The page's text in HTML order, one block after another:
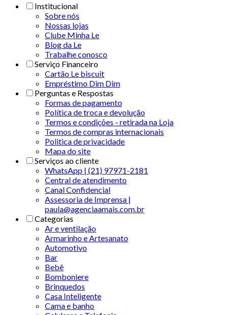
Institucional
Sobre nós
Nossas lojas
Clube Minha Le
Blog da Le
Trabalhe conosco
Serviço Financeiro
Cartão Le biscuit
Empréstimo Dim Dim
Perguntas e Respostas
Formas de pagamento
Política de troca e devolução
Termos e condições - retirada na Loja
Termos de compras internacionais
Politica de privacidade
Mapa do site
Serviços ao cliente
WhatsApp | (21) 97971-2181
Central de atendimento
Canal Confidencial
Assessoria de Imprensa |
paula@agenciaamais.com.br
Categorias
Ar e ventilação
Armarinho e Artesanato
Automotivo
Bar
Bebê
Bomboniere
Brinquedos
Casa Inteligente
Cama e banho